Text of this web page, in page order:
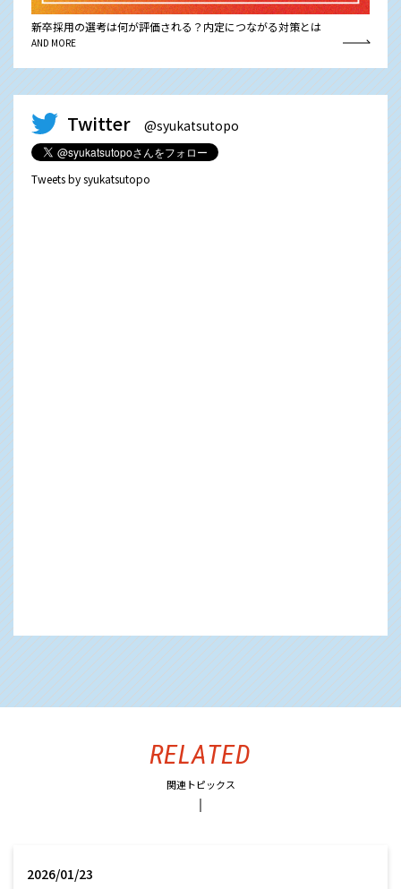
新卒採用の選考は何が評価される？内定につながる対策とは
AND MORE
Twitter @syukatsutopo
Tweets by syukatsutopo
RELATED
関連トピックス
2026/01/23